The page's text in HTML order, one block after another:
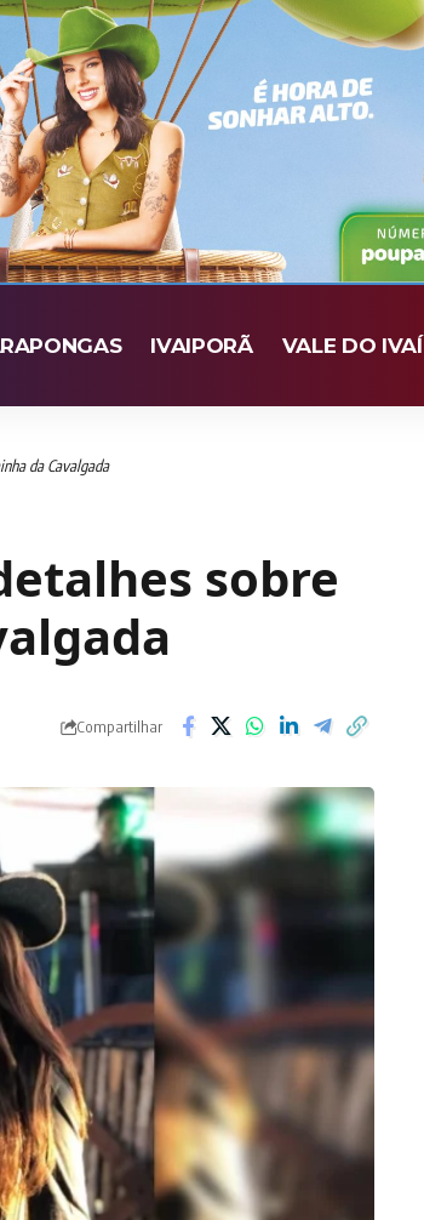
IVAIPORÃ VALE DO IVAÍ
da Cavalgada
sobre
Compartilhar